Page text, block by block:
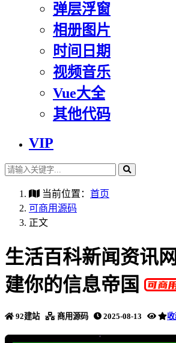
弹层浮窗
相册图片
时间日期
视频音乐
Vue大全
其他代码
VIP
当前位置： 首页
可商用源码
正文
生活百科新闻资讯
建你的信息帝国
92建站 商用源码 2025-08-13